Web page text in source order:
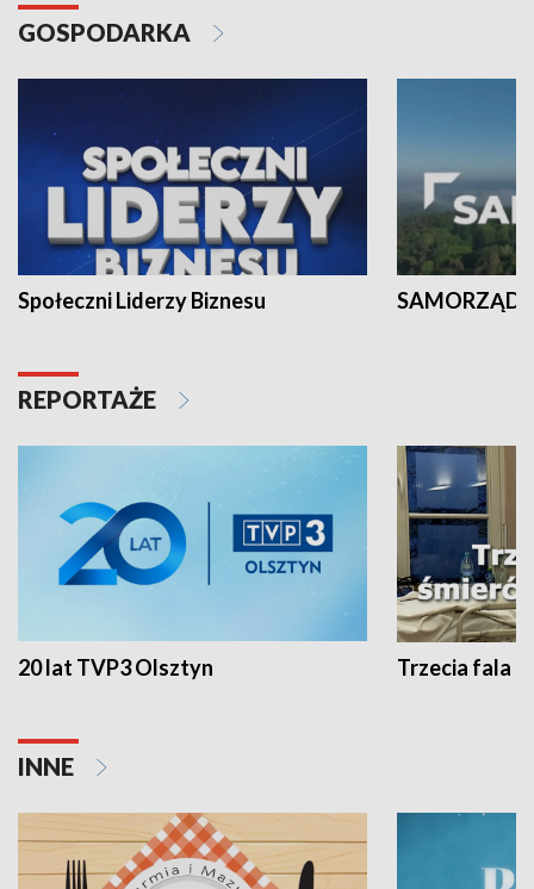
GOSPODARKA
Społeczni Liderzy Biznesu SAMORZĄD
REPORTAŻE
20 lat TVP3 Olsztyn Trzecia fala -
INNE